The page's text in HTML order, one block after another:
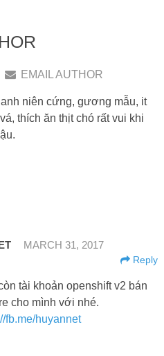
EMAIL AUTHOR
niên cứng, gương mẫu, it
thích ăn thịt chó rất vui khi
MARCH 31, 2017
Reply
tài khoản openshift v2 bán
cho mình với nhé.
fb.me/huyannet